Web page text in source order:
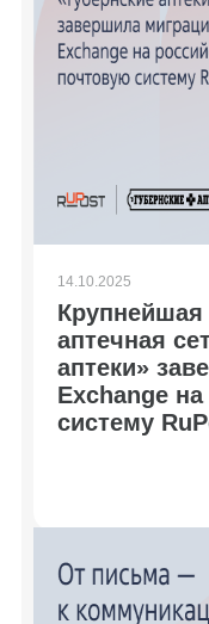
14.10.2025
Крупнейшая
аптечная
аптеки»
Exchange
систему